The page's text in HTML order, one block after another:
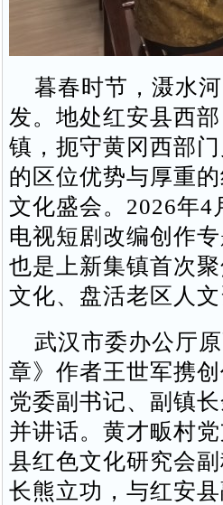
暮春时节，滠水
发。地处红安县西
镇，扼守黄冈西部
的区位优势与厚重
文化盛会。2026年
电视短剧改编创作
也是上新集镇首次
文化、盘活老区人
武汉市委办公厅
章》作者王世军携
党委副书记、副镇
并讲话。黄才畈村
县红色文化研究会
长熊立功，与红安